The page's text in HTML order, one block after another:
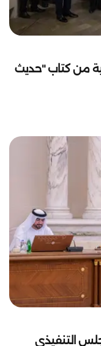
من كتاب "حديث
التنفيذي